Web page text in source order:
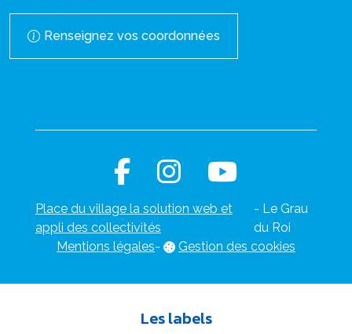
Renseignez vos coordonnées
Place du village la solution web et
appli des collectivités
- Le Grau
du Roi
Mentions légales- Gestion des cookies
Les labels